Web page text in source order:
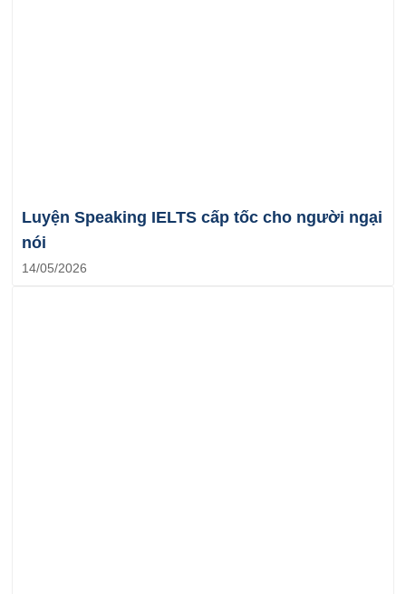
Luyện Speaking IELTS cấp tốc cho người ngại
nói
14/05/2026